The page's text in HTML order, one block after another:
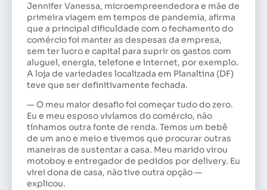
Jennifer Vanessa, microempreendedora e mãe de
primeira viagem em tempos de pandemia, afirma
que a principal dificuldade com o fechamento do
comércio foi manter as despesas da empresa,
sem ter lucro e capital para suprir os gastos com
aluguel, energia, telefone e internet, por exemplo.
A loja de variedades localizada em Planaltina (DF)
teve que ser definitivamente fechada.
— O meu maior desafio foi começar tudo do zero.
Eu e meu esposo vivíamos do comércio, não
tínhamos outra fonte de renda. Temos um bebê
de um ano e meio e tivemos que procurar outras
maneiras de sustentar a casa. Meu marido virou
motoboy e entregador de pedidos por delivery. Eu
virei dona de casa, não tive outra opção —
explicou.